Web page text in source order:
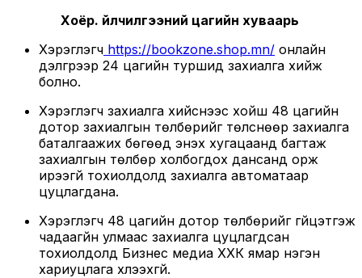
Хоёр. Үйлчилгээний цагийн хуваарь
Хэрэглэгч https://bookzone.shop.mn/ онлайн
дэлгүүрээр 24 цагийн туршид захиалга хийж
болно.
Хэрэглэгч захиалга хийснээс хойш 48 цагийн
дотор захиалгын төлбөрийг төлснөөр захиалга
баталгаажих бөгөөд энэхүү хугацаанд багтаж
захиалгын төлбөр холбогдох дансанд орж
ирээгүй тохиолдолд захиалга автоматаар
цуцлагдана.
Хэрэглэгч 48 цагийн дотор төлбөрийг гүйцэтгэж
чадаагүйн улмаас захиалга цуцлагдсан
тохиолдолд Бизнес медиа ХХК ямар нэгэн
хариуцлага хүлээхгүй.